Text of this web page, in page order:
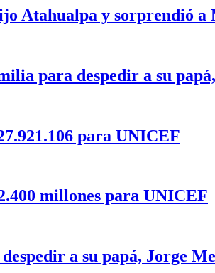
Atahualpa y sorprendió a
para despedir a su
para UNICEF
millones para UNICEF
a su papá, Jorge